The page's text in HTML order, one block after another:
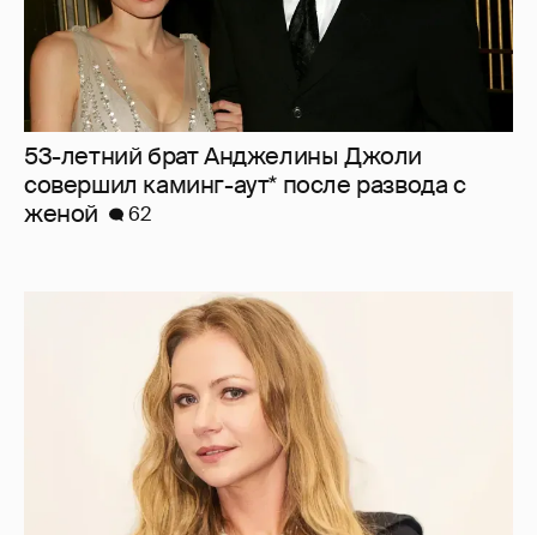
53-летний брат Анджелины Джоли
совершил каминг-аут* после развода с
женой
62